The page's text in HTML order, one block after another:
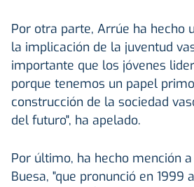
Por otra parte, Arrúe ha hecho
la implicación de la juventud
importante que los jóvenes
porque tenemos un papel
construcción de la sociedad
del futuro", ha apelado.
Por último, ha hecho mención
Buesa, "que pronunció en 1999